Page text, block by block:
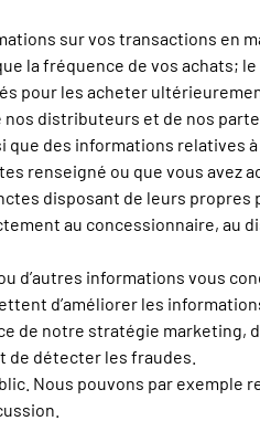
sur vos transactions en
la fréquence de vos achats;
pour les acheter
distributeurs et de nos
des informations relatives
renseigné ou que vous avez
disposant de leurs propres
au concessionnaire, au
informations vous
d’améliorer les
de notre stratégie marketing,
de détecter les fraudes.
Nous pouvons par exemple